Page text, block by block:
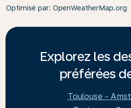
Optimisé par: OpenWeatherMap.org
Explorez les
préférées
Toulouse -